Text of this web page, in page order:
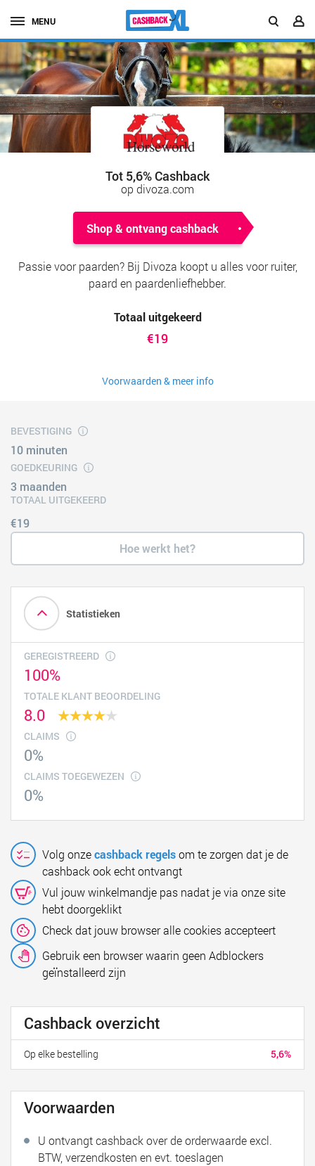
MENU
Tot 5,6% Cashback
op divoza.com
Shop & ontvang cashback
Passie voor paarden? Bij Divoza koopt u alles voor ruiter,
paard en paardenliefhebber.
Totaal uitgekeerd
€19
Voorwaarden & meer info
BEVESTIGING
10 minuten
GOEDKEURING
3 maanden
TOTAAL UITGEKEERD
€19
Hoe werkt het?
Statistieken
GEREGISTREERD
100%
TOTALE KLANT BEOORDELING
8.0
CLAIMS
0%
CLAIMS TOEGEWEZEN
0%
Volg onzecashback regelsom te zorgen dat je de
cashback ook echt ontvangt
Vul jouw winkelmandje pas nadat je via onze site
hebt doorgeklikt
Check dat jouw browser alle cookies accepteert
Gebruik een browser waarin geen Adblockers
geïnstalleerd zijn
Cashback overzicht
5,6%
Op elke bestelling
Voorwaarden
U ontvangt cashback over de orderwaarde excl.
BTW, verzendkosten en evt. toeslagen